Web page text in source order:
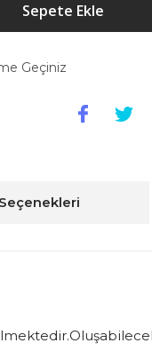
Sepete Ekle
Geçiniz